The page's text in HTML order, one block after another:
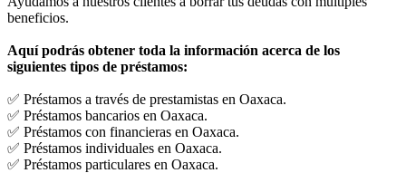
beneficios.
Aquí podrás obtener toda la información acerca de los
siguientes tipos de préstamos:
✅ Préstamos a través de prestamistas en Oaxaca.
✅ Préstamos bancarios en Oaxaca.
✅ Préstamos con financieras en Oaxaca.
✅ Préstamos individuales en Oaxaca.
✅ Préstamos particulares en Oaxaca.